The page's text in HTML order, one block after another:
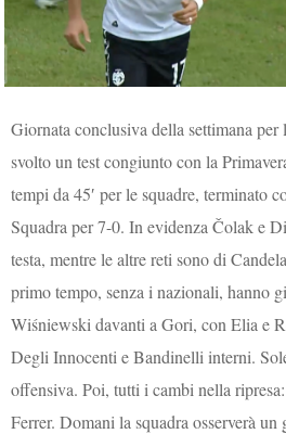
Giornata conclusiva della settimana
svolto un test congiunto con la
tempi da 45′ per le squadre, terminato
Squadra per 7-0. In evidenza Čolak e
testa, mentre le altre reti sono di
primo tempo, senza i nazionali, hanno
Wiśniewski davanti a Gori, con Elia e
Degli Innocenti e Bandinelli interni.
offensiva. Poi, tutti i cambi nella
Ferrer. Domani la squadra osserverà